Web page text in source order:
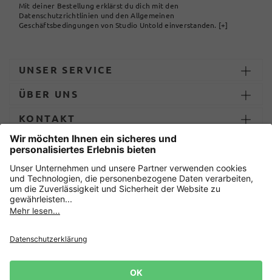
Mit deiner Bestellung erklärst du dich mit den
Datenschutzrichtlinien und den Allgemeinen
Geschäftsbedingungen von Studio Untold einverstanden. [+]
UNSER SERVICE
ÜBER UNS
KONTAKT
ZAHLUNG UND LIEFERUNG
Sicher einkaufen mit
Impressum